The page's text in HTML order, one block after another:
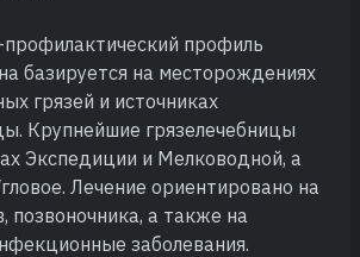
профилактический профиль
базируется на месторождениях
грязей и источниках
Крупнейшие грязелечебницы
Экспедиции и Мелководной, а
Лечение ориентировано на
позвоночника, а также на
заболевания.